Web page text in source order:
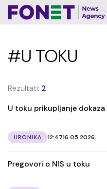
#U TOKU
Rezultati: 2
U toku prikupljanje dokaza
HRONIKA 12:4716.05.2026.
Pregovori o NIS u toku